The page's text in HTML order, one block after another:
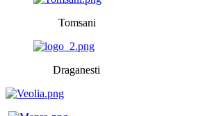
Tomsani
Draganesti